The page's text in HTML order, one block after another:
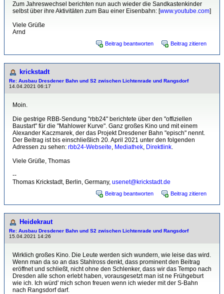
Zum Jahreswechsel berichten nun auch wieder die Sandkastenkinder
selbst über ihre Aktivitäten zum Bau einer Eisenbahn: [www.youtube.com]
Viele Grüße
Arnd
Beitrag beantworten Beitrag zitieren
krickstadt
Re: Ausbau Dresdener Bahn und S2 zwischen Lichtenrade und Rangsdorf
14.04.2021 06:17
Moin.
Die gestrige RBB-Sendung "rbb24" berichtete über den "offiziellen
Baustart" für die "Mahlower Kurve". Ganz großes Kino und mit einem
Alexander Kaczmarek, der das Projekt Dresdener Bahn "episch" nennt.
Der Beitrag ist bis einschließlich 20. April 2021 unter den folgenden
Adressen zu sehen: rbb24-Webseite, Mediathek, Direktlink.
Viele Grüße, Thomas
--
Thomas Krickstadt, Berlin, Germany, usenet@krickstadt.de
Beitrag beantworten Beitrag zitieren
Heidekraut
Re: Ausbau Dresdener Bahn und S2 zwischen Lichtenrade und Rangsdorf
15.04.2021 14:26
Wirklich großes Kino. Die Leute werden sich wundern, wie leise das wird.
Wenn man da so an das Stahlross denkt, dass prominent den Beitrag
eröffnet und schließt, nicht ohne den Schlenker, dass wir das Tempo nach
Dresden alle schon erlebt haben, vorausgesetzt man ist ne Frühgeburt
wie ich. Ich würd' mich schon freuen wenn ich wieder mit der S-Bahn
nach Rangsdorf darf.